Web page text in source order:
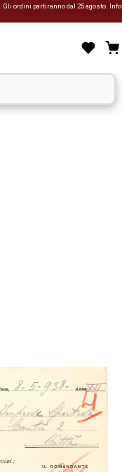
. Gli ordini partiranno dal 25 agosto. Info: